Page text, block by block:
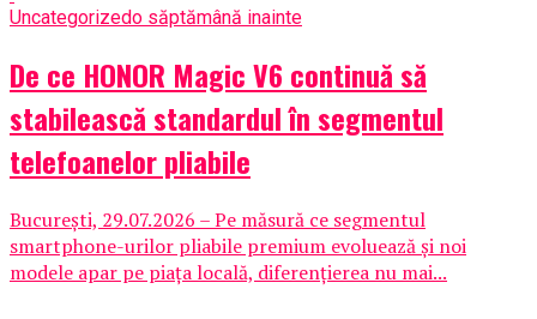
Uncategorizedo săptămână inainte
De ce HONOR Magic V6 continuă să
stabilească standardul în segmentul
telefoanelor pliabile
București, 29.07.2026 – Pe măsură ce segmentul
smartphone-urilor pliabile premium evoluează și noi
modele apar pe piața locală, diferențierea nu mai...